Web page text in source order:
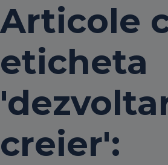
Articole
eticheta
creier':